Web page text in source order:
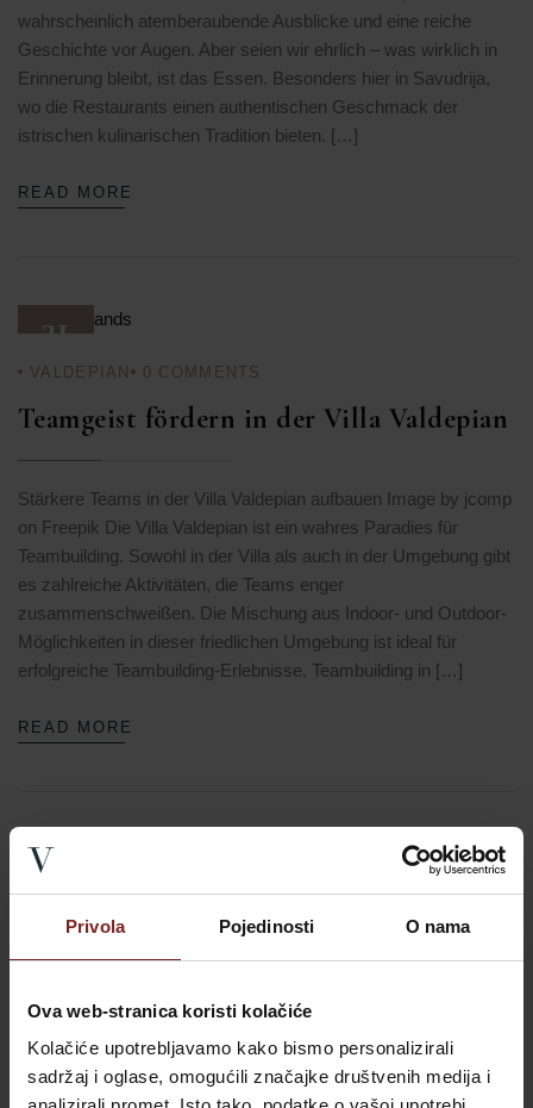
Privola Pojedinosti O nama
Ova web-stranica koristi kolačiće
Kolačiće upotrebljavamo kako bismo personalizirali
sadržaj i oglase, omogućili značajke društvenih medija i
wahrscheinlich atemberaubende Ausblicke und eine reiche
Geschichte vor Augen. Aber seien wir ehrlich – was wirklich in
Erinnerung bleibt, ist das Essen. Besonders hier in Savudrija,
wo die Restaurants einen authentischen Geschmack der
istrischen kulinarischen Tradition bieten. […]
READ MORE
31
VALDEPIAN 0 COMMENTS
Teamgeist fördern in der Villa Valdepian
Stärkere Teams in der Villa Valdepian aufbauen Image by jcomp
on Freepik Die Villa Valdepian ist ein wahres Paradies für
Teambuilding. Sowohl in der Villa als auch in der Umgebung gibt
es zahlreiche Aktivitäten, die Teams enger
zusammenschweißen. Die Mischung aus Indoor- und Outdoor-
Möglichkeiten in dieser friedlichen Umgebung ist ideal für
erfolgreiche Teambuilding-Erlebnisse. Teambuilding in […]
READ MORE
04
JUNI
Savudrija Strände in der Nähe der Villa
Savudrija Strände neben der Villa Valdepian Blick auf den Strand
von Savudrija aus einem Zimmer der Villa Valdepian Bereit für